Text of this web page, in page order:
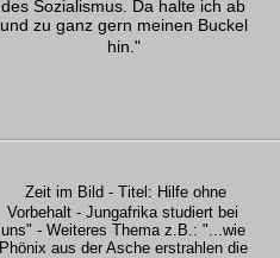
des Sozialismus. Da halte ich ab
und zu ganz gern meinen Buckel
hin."
Zeit im Bild - Titel: Hilfe ohne
Vorbehalt - Jungafrika studiert bei
uns" - Weiteres Thema z.B.: "...wie
Phönix aus der Asche erstrahlen die